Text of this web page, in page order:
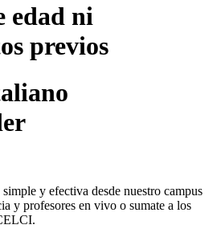
edad ni
previos
er
y efectiva desde nuestro campus
y profesores en vivo o sumate a los